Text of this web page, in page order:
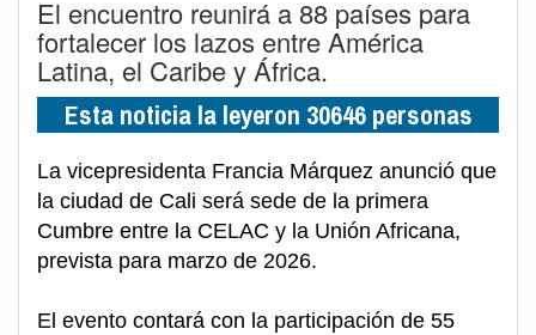
El encuentro reunirá a 88 países para
fortalecer los lazos entre América
Latina, el Caribe y África.
Esta noticia la leyeron 30646 personas
La vicepresidenta Francia Márquez anunció que
la ciudad de Cali será sede de la primera
Cumbre entre la CELAC y la Unión Africana,
prevista para marzo de 2026.
El evento contará con la participación de 55